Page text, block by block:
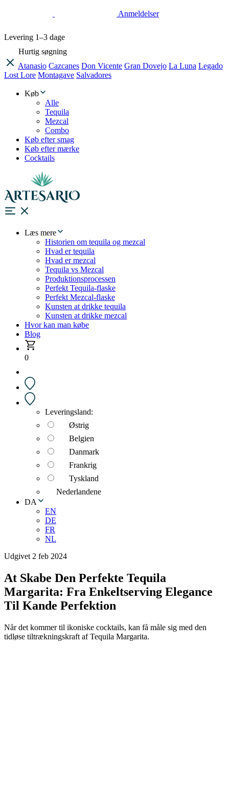
Anmeldelser
Levering 1–3 dage
Hurtig søgning
Atanasio Cazcanes Don Vicente Gran Dovejo La Luna Legado
Lost Lore Montagave Salvadores
Køb
Alle
Tequila
Mezcal
Combo
Køb efter smag
Køb efter mærke
Cocktails
Læs mere
Historien om tequila og mezcal
Hvad er tequila
Hvad er mezcal
Tequila vs Mezcal
Produktionsprocessen
Perfekt Tequila-flaske
Perfekt Mezcal-flaske
Kunsten at drikke tequila
Kunsten at drikke mezcal
Hvor kan man købe
Blog
0
Leveringsland:
Østrig
Belgien
Danmark
Frankrig
Tyskland
Nederlandene
DA
EN
DE
FR
NL
Udgivet 2 feb 2024
At Skabe Den Perfekte Tequila
Margarita: Fra Enkeltserving Elegance
Til Kande Perfektion
Når det kommer til ikoniske cocktails, kan få måle sig med den
tidløse tiltrækningskraft af Tequila Margarita.